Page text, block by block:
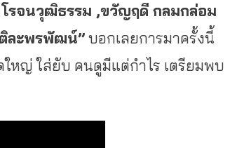
รจนวุฒิธรรม ,ขวัญฤดี กลมกล่อม
ละพรพัฒน์”บอกเลยการมาครั้งนี้
หญ่ ใส่ยับ คนดูมีแต่กำไร เตรียมพบ